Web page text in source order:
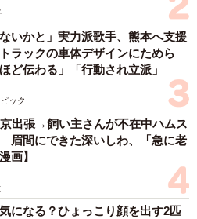
ないかと」実力派歌手、熊本へ支援
ラックの車体デザインにためら
ど伝わる」「行動され立派」
ック
出張→飼い主さんが不在中ハムス
眉間にできた深いしわ、「急に老
画】
になる？ひょっこり顔を出す2匹